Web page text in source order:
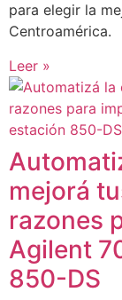
para elegir la
Centroamérica.
Leer »
mejorá
razones
Agilent
850-DS